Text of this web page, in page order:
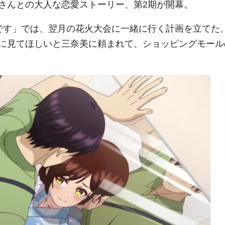
との大人な恋愛ストーリー、第2期が開幕。
」では、翌月の花火大会に一緒に行く計画を立てた
見てほしいと三奈美に頼まれて、ショッピングモー